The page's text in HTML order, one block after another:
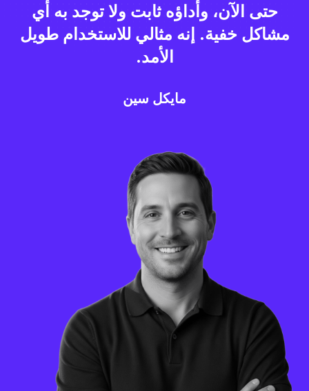
حتى الآن، وأداؤه ثابت ولا توجد به أي
مشاكل خفية. إنه مثالي للاستخدام طويل
الأمد.
مايكل سين